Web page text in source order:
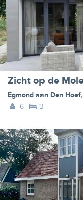
Zicht op de
Egmond aan Den Hoef,
6
3